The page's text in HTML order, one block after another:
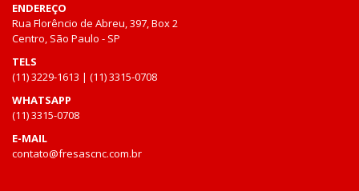
ENDEREÇO
Rua Florêncio de Abreu, 397, Box 2
Centro, São Paulo - SP
TELS
(11) 3229-1613 | (11) 3315-0708
WHATSAPP
(11) 3315-0708
E-MAIL
contato@fresascnc.com.br